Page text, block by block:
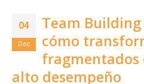
04
Dec
Team
cómo
fragmentados
alto desempeño